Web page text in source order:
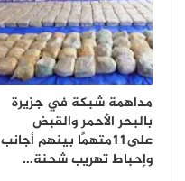
مداهمة شبكة في جزيرة
بالبحر الأحمر والقبض
على11متهمًا بينهم أجانب
وإحباط تهريب شحنة…